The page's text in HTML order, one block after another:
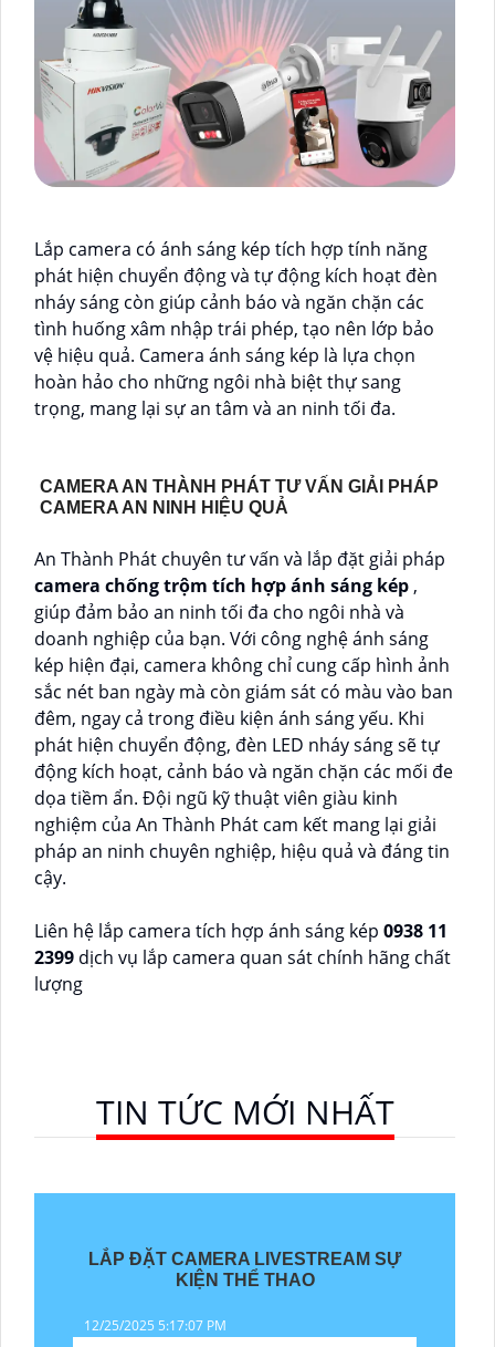
Lắp camera có ánh sáng kép tích hợp tính năng
phát hiện chuyển động và tự động kích hoạt đèn
nháy sáng còn giúp cảnh báo và ngăn chặn các
tình huống xâm nhập trái phép, tạo nên lớp bảo
vệ hiệu quả. Camera ánh sáng kép là lựa chọn
hoàn hảo cho những ngôi nhà biệt thự sang
trọng, mang lại sự an tâm và an ninh tối đa.
CAMERA AN THÀNH PHÁT TƯ VẤN GIẢI PHÁP
CAMERA AN NINH HIỆU QUẢ
An Thành Phát chuyên tư vấn và lắp đặt giải pháp
camera chống trộm tích hợp ánh sáng kép ,
giúp đảm bảo an ninh tối đa cho ngôi nhà và
doanh nghiệp của bạn. Với công nghệ ánh sáng
kép hiện đại, camera không chỉ cung cấp hình ảnh
sắc nét ban ngày mà còn giám sát có màu vào ban
đêm, ngay cả trong điều kiện ánh sáng yếu. Khi
phát hiện chuyển động, đèn LED nháy sáng sẽ tự
động kích hoạt, cảnh báo và ngăn chặn các mối đe
dọa tiềm ẩn. Đội ngũ kỹ thuật viên giàu kinh
nghiệm của An Thành Phát cam kết mang lại giải
pháp an ninh chuyên nghiệp, hiệu quả và đáng tin
cậy.
Liên hệ lắp camera tích hợp ánh sáng kép 0938 11
2399 dịch vụ lắp camera quan sát chính hãng chất
lượng
TIN TỨC MỚI NHẤT
LẮP ĐẶT CAMERA LIVESTREAM SỰ
KIỆN THỂ THAO
12/25/2025 5:17:07 PM